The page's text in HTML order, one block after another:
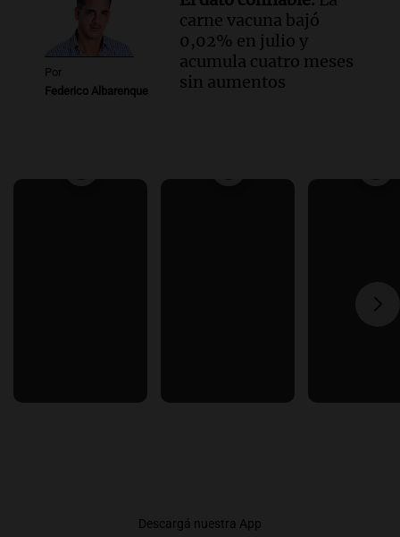
Por
Federico Albarenque
carne vacuna bajó
0,02% en julio y
acumula cuatro meses
sin aumentos
Descargá nuestra App